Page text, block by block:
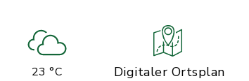
23 °C Digitaler Ortsplan